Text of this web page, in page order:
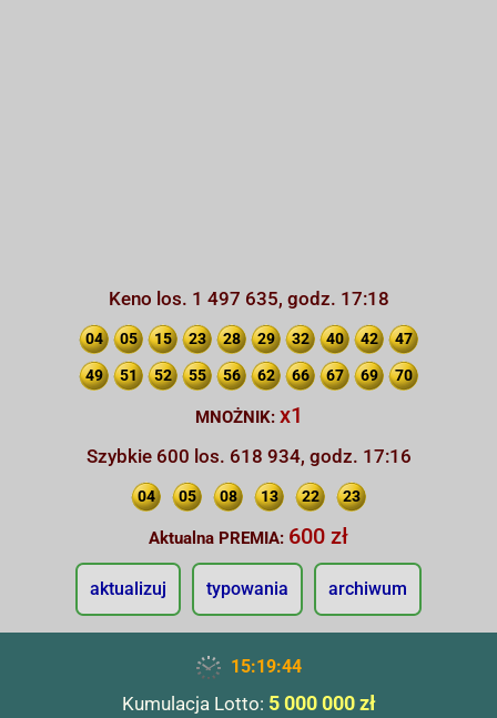
Keno los. 1 497 635, godz. 17:18
04 05 15 23 28 29 32 40 42 47
49 51 52 55 56 62 66 67 69 70
MNOŻNIK: x1
Szybkie 600 los. 618 934, godz. 17:16
04 05 08 13 22 23
Aktualna PREMIA: 600 zł
aktualizuj typowania archiwum
15:19:44
Kumulacja Lotto: 5 000 000 zł